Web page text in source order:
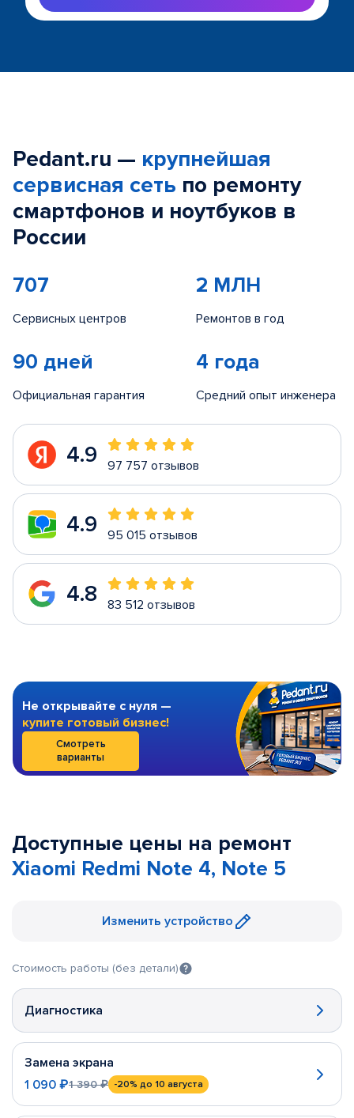
Pedant.ru — крупнейшая
сервисная сеть по ремонту
смартфонов и ноутбуков в
России
707
Сервисных центров
2 МЛН
Ремонтов в год
90 дней
Официальная гарантия
4 года
Средний опыт инженера
4.9 97 757 отзывов
4.9 95 015 отзывов
4.8 83 512 отзывов
Не открывайте с нуля —
купите готовый бизнес!
Смотреть
варианты
Доступные цены на ремонт
Xiaomi Redmi Note 4, Note 5
Изменить устройство
Стоимость работы (без детали)
Диагностика
Замена экрана
1 090 ₽1 390 ₽ -20% до 10 августа